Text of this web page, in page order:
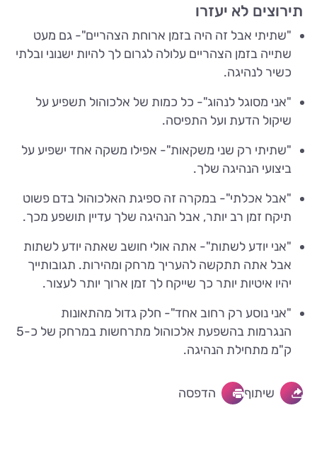
תירוצים לא יעזרו
"שתיתי אבל זה היה בזמן ארוחת הצהריים"- גם מעט
שתייה בזמן הצהריים עלולה לגרום לך להיות ישנוני ובלתי
כשיר לנהיגה.
"אני מסוגל לנהוג"- כל כמות של אלכוהול תשפיע על
שיקול הדעת ועל התפיסה.
"שתיתי רק שני משקאות"- אפילו משקה אחד ישפיע על
ביצועי הנהיגה שלך.
"אבל אכלתי"- במקרה זה ספיגת האלכוהול בדם פשוט
תיקח זמן רב יותר, אבל הנהיגה שלך עדיין תושפע מכך.
"אני יודע לשתות"- אתה אולי חושב שאתה יודע לשתות
אבל אתה תתקשה להעריך מרחק ומהירות. תגובותייך
יהיו איטיות יותר כך שייקח לך זמן ארוך יותר לעצור.
"אני נוסע רק רחוב אחד"- חלק גדול מהתאונות
הנגרמות בהשפעת אלכוהול מתרחשות במרחק של כ-5
ק"מ מתחילת הנהיגה.
שיתוף הדפסה